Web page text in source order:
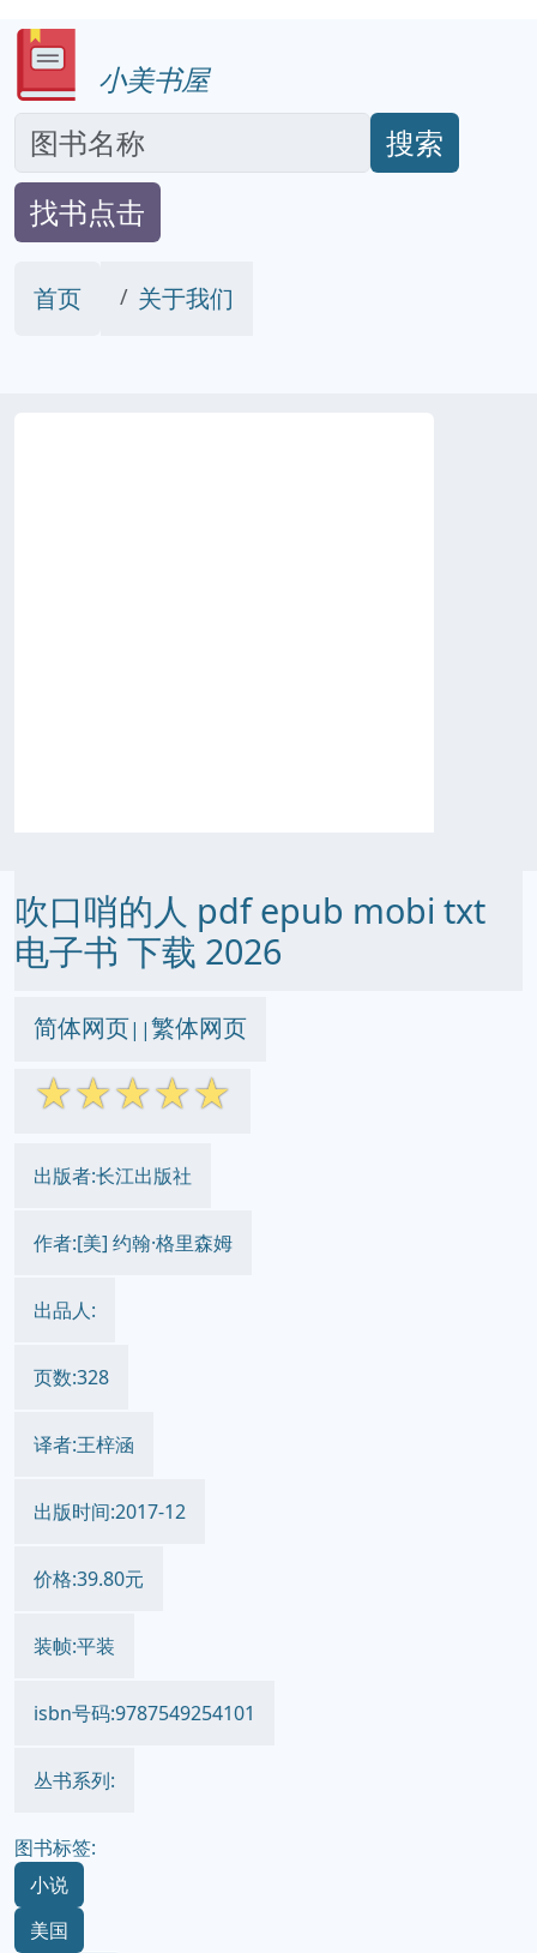
小美书屋
搜索
找书点击
首页 关于我们
吹口哨的人 pdf epub mobi txt
电子书 下载 2026
简体网页||繁体网页
☆☆☆☆☆
出版者:长江出版社
作者:[美] 约翰·格里森姆
出品人:
页数:328
译者:王梓涵
出版时间:2017-12
价格:39.80元
装帧:平装
isbn号码:9787549254101
丛书系列:
图书标签:
小说
美国